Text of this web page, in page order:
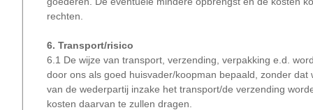
rechten.
6. Transport/risico
6.1 De wijze van transport, verzending, verpakking e.d.
door ons als goed huisvader/koopman bepaald, zonder
van de wederpartij inzake het transport/de verzending
kosten daarvan te zullen dragen.